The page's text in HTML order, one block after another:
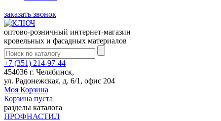
заказать звонок
оптово-розничный интернет-магазин
кровельных и фасадных материалов
+7 (351) 214-97-44
454036 г. Челябинск,
ул. Радонежская, д. 6/1, офис 204
Моя Корзина
Корзина пуста
разделы каталога
ПРОФНАСТИЛ